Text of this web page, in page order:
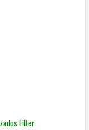
Filter